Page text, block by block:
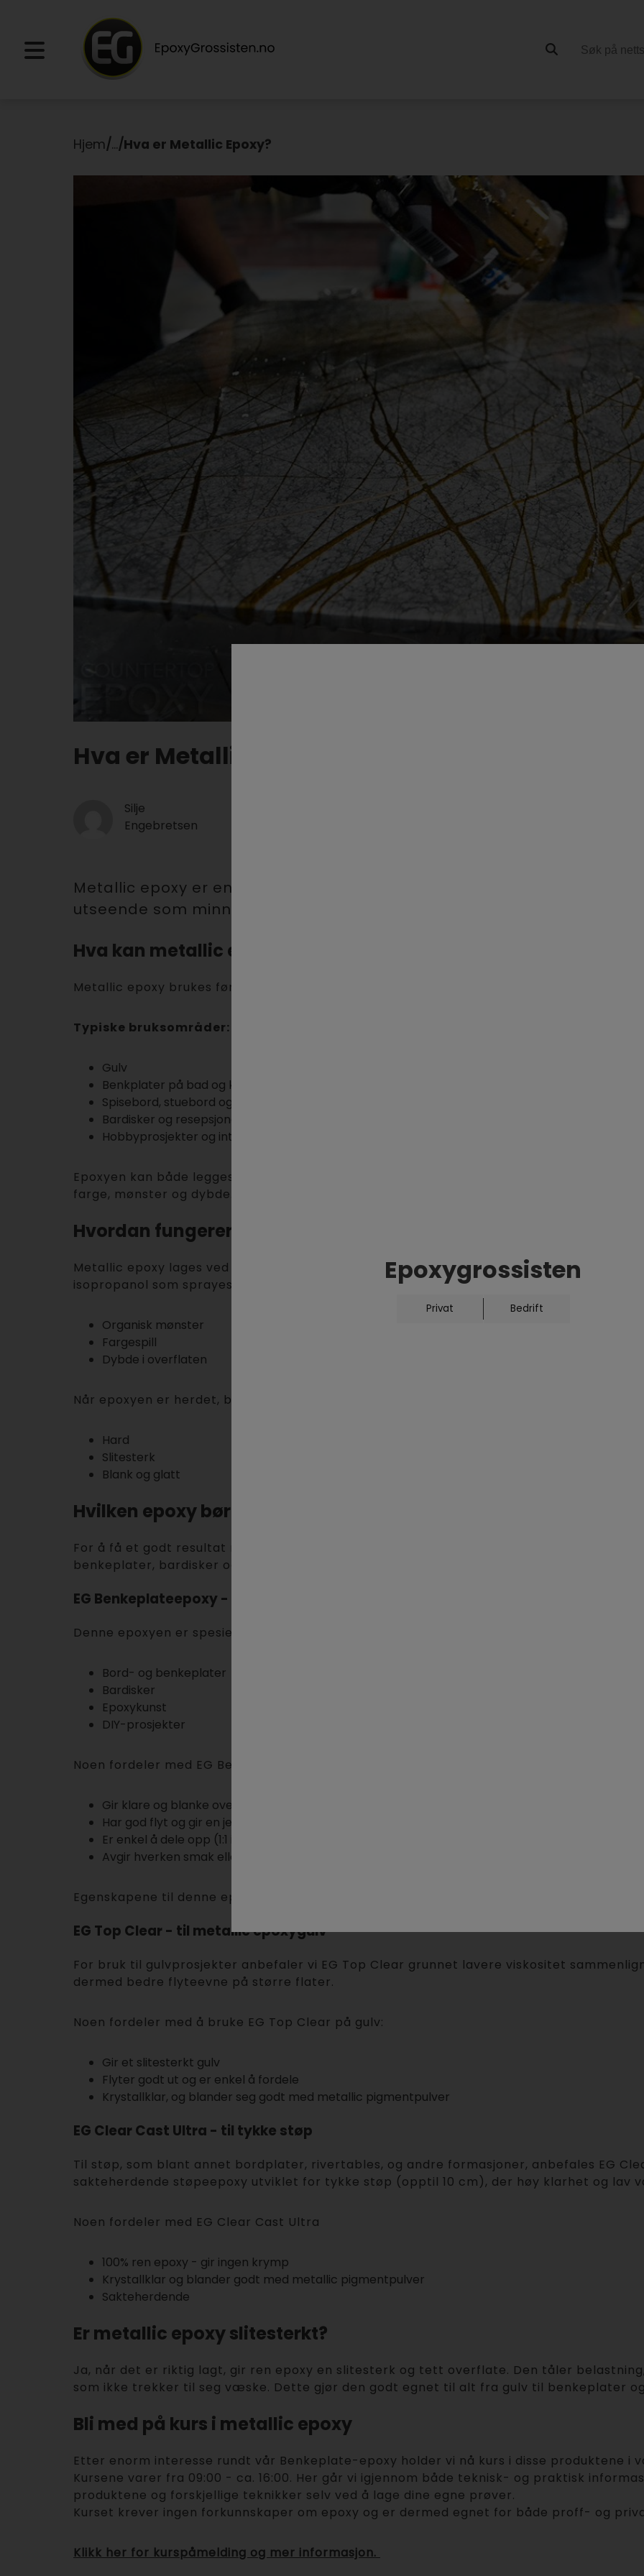
Epoxygrossisten
Privat Bedrift
Hjem/.../Hva er Metallic Epoxy?
Hva er Metallic Epoxy?
Silje
Engebretsen
Metallic epoxy er en type epoxy som gir en blank overflate med
utseende som minner om marmor, metall eller flytende stein.
Hva kan metallic epoxy brukes til?
Metallic epoxy brukes først og fremst der hvor utseende og holdbarhet er viktig.
Typiske bruksområder:
Gulv
Benkplater på bad og kjøkken
Spisebord, stuebord og sidebord
Bardisker og resepsjondisker
Hobbyprosjekter og interiørdetaljer
Epoxyen kan både legges i flere strøk/lag, eller støpes som én tykkere flate. Ulike
farge, mønster og dybde.
Hvordan fungerer metallic epoxy?
Metallic epoxy lages ved å blande transparent epoxy med metalliske pigmentpulver.
isopropanol som sprayes over epoxyen alene, eller tilsatt fargepulver. Dette gir:
Organisk mønster
Fargespill
Dybde i overflaten
Når epoxyen er herdet, blir overflaten:
Hard
Slitesterk
Blank og glatt
Hvilken epoxy bør du bruke for metallic effekt?
For å få et godt resultat med metallic epoxy, er det viktig å bruke rett type epoxy. Epoxy
benkeplater, bardisker og DIY-prosjekter:
EG Benkeplateepoxy - perfekt til overflatebehandling
Denne epoxyen er spesielt godt egnet til overflatebehandling, slik som:
Bord- og benkeplater
Bardisker
Epoxykunst
DIY-prosjekter
Noen fordeler med EG Benkeplateepoxy:
Gir klare og blanke overflater
Har god flyt og gir en jevn finish
Er enkel å dele opp (1:1 i vekt) og god å jobbe med
Avgir hverken smak eller lukt (ingen flyktige løsemidler)
Egenskapene til denne epoxyen gjør det enkelt å oppnå ønsket utseende med
EG Top Clear - til metallic epoxygulv
For bruk til gulvprosjekter anbefaler vi EG Top Clear grunnet lavere viskositet
dermed bedre flyteevne på større flater.
Noen fordeler med å bruke EG Top Clear på gulv:
Gir et slitesterkt gulv
Flyter godt ut og er enkel å fordele
Krystallklar, og blander seg godt med metallic pigmentpulver
EG Clear Cast Ultra - til tykke støp
Til støp, som blant annet bordplater, rivertables, og andre formasjoner, anbefales EG
sakteherdende støpeepoxy utviklet for tykke støp (opptil 10 cm), der høy klarhet og lav
Noen fordeler med EG Clear Cast Ultra
100% ren epoxy - gir ingen krymp
Krystallklar og blander godt med metallic pigmentpulver
Sakteherdende
Er metallic epoxy slitesterkt?
Ja, når det er riktig lagt, gir ren epoxy en slitesterk og tett overflate. Den tåler
som ikke trekker til seg væske. Dette gjør den godt egnet til alt fra gulv til benkeplater
Bli med på kurs i metallic epoxy
Etter enorm interesse rundt vår Benkeplate-epoxy holder vi nå kurs i disse produktene i
Kursene varer fra 09:00 - ca. 16:00. Her går vi igjennom både teknisk- og praktisk
produktene og forskjellige teknikker selv ved å lage dine egne prøver.
Kurset krever ingen forkunnskaper om epoxy og er dermed egnet for både proff- og
Klikk her for kurspåmelding og mer informasjon.